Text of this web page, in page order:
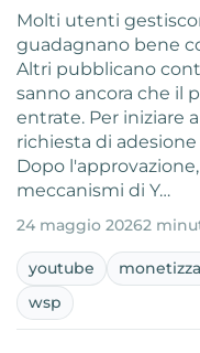
Molti utenti
guadagnano bene
Altri pubblicano
sanno ancora che il
entrate. Per iniziare
richiesta di
Dopo
meccanismi di Y…
24 maggio 20262
youtube
wsp